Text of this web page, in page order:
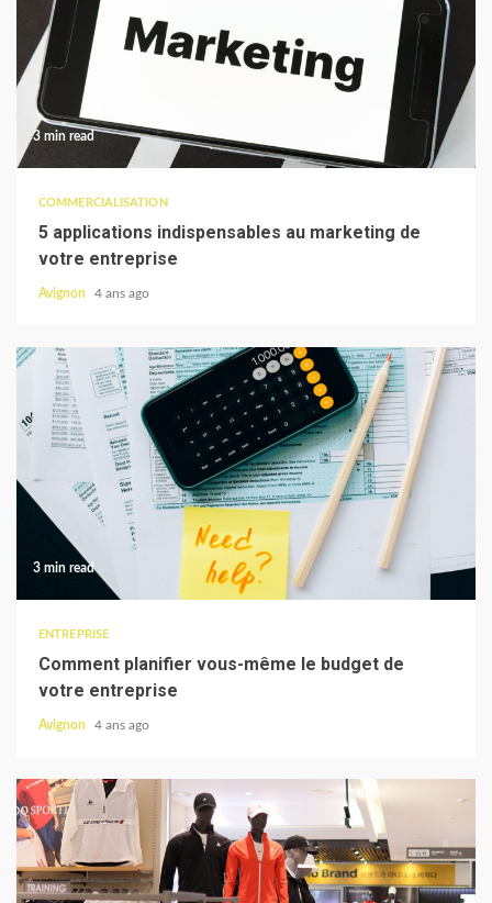
3 min read
COMMERCIALISATION
5 applications indispensables au marketing de
votre entreprise
Avignon 4 ans ago
3 min read
ENTREPRISE
Comment planifier vous-même le budget de
votre entreprise
Avignon 4 ans ago